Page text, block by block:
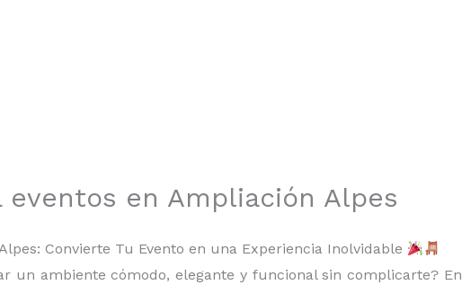
en Ampliación Alpes
Convierte Tu Evento en una Experiencia Inolvidable
un ambiente cómodo, elegante y funcional sin complicarte? En